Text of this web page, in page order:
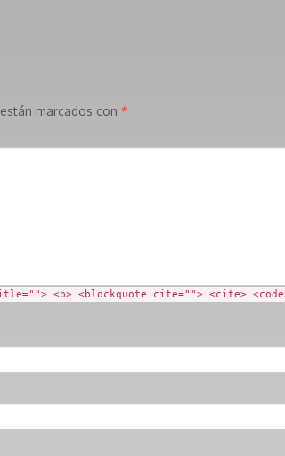
marcados con *
<b> <blockquote cite=""> <cite>